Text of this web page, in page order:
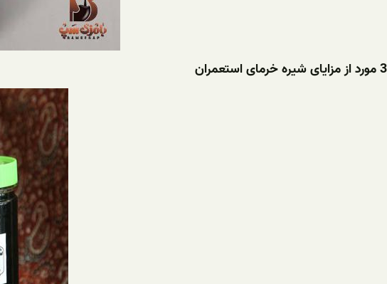
3 مورد از مزایای شیره خرمای استعمران